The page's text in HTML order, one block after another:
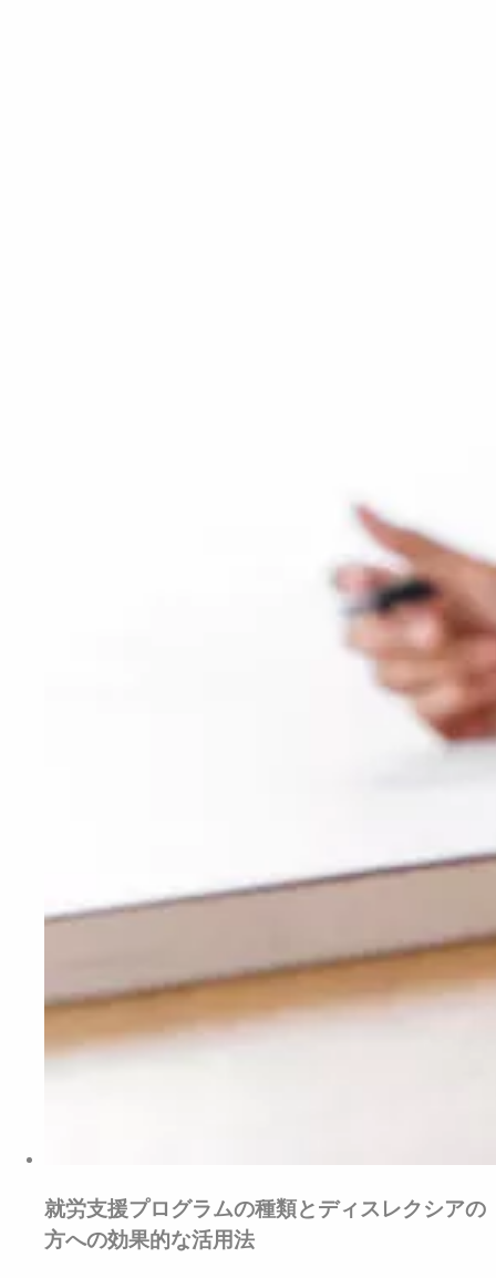
就労支援プログラムの種類とディスレクシアの
方への効果的な活用法